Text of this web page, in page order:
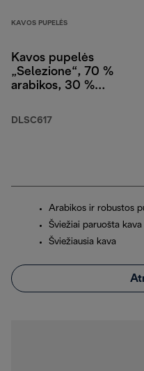
KAVOS PUPELĖS
Kavos pupelės
„Selezione“, 70 %
arabikos, 30 %
DLSC617
Arabikos ir robustos
Šviežiai paruošta kava
Šviežiausia kava